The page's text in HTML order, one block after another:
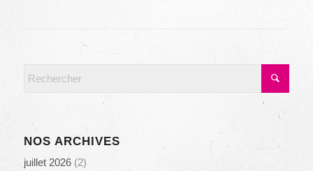
NOS ARCHIVES
juillet 2026(2)